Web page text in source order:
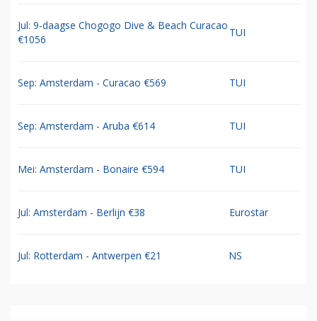
Jul: 9-daagse Chogogo Dive & Beach Curacao
€1056
TUI
Sep: Amsterdam - Curacao €569 TUI
Sep: Amsterdam - Aruba €614 TUI
Mei: Amsterdam - Bonaire €594 TUI
Jul: Amsterdam - Berlijn €38 Eurostar
Jul: Rotterdam - Antwerpen €21 NS